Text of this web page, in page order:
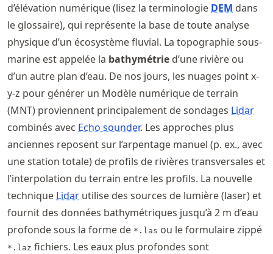
d’élévation numérique (lisez la terminologie DEM dans
le glossaire), qui représente la base de toute analyse
physique d’un écosystème fluvial. La topographie sous-
marine est appelée la bathymétrie d’une rivière ou
d’un autre plan d’eau. De nos jours, les nuages point x-
y-z pour générer un Modèle numérique de terrain
(MNT) proviennent principalement de sondages Lidar
combinés avec Echo sounder. Les approches plus
anciennes reposent sur l’arpentage manuel (p. ex., avec
une station totale) de profils de rivières transversales et
l’interpolation du terrain entre les profils. La nouvelle
technique Lidar utilise des sources de lumière (laser) et
fournit des données bathymétriques jusqu’à 2 m d’eau
profonde sous la forme de *.las ou le formulaire zippé
*.laz fichiers. Les eaux plus profondes sont